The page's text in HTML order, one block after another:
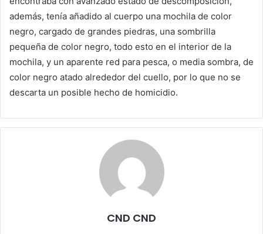
además, tenía añadido al cuerpo una mochila de color
negro, cargado de grandes piedras, una sombrilla
pequeña de color negro, todo esto en el interior de la
mochila, y un aparente red para pesca, o media sombra, de
color negro atado alrededor del cuello, por lo que no se
descarta un posible hecho de homicidio.
CND CND